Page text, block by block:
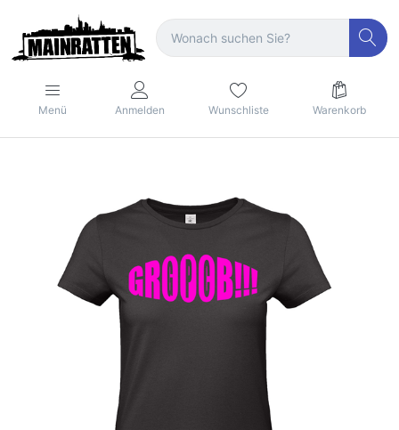
Menü Anmelden Wunschliste Warenkorb